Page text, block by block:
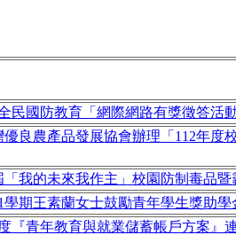
民國防教育「網際網路有獎徵答活
優良農產品發展協會辦理「112年度
「我的未來我作主」校園防制毒品
學期王素蘭女士鼓勵青年學生獎助學
『青年教育與就業儲蓄帳戶方案』